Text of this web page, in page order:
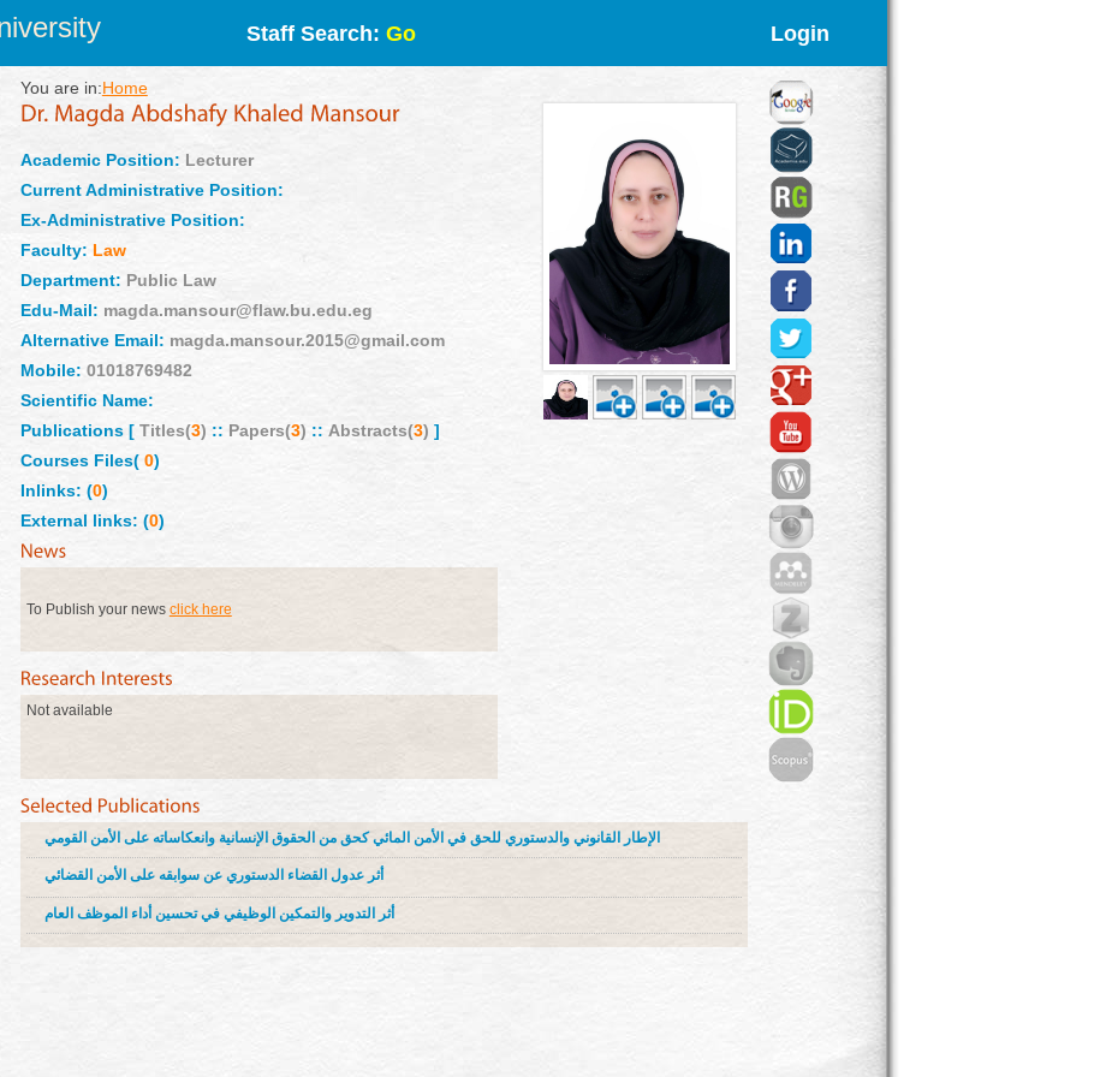
Staff Search: Go Login
You are in:Home
Academic Position: Lecturer
Current Administrative Position:
Ex-Administrative Position:
Faculty: Law
Department: Public Law
Edu-Mail: magda.mansour@flaw.bu.edu.eg
Alternative Email: magda.mansour.2015@gmail.com
Mobile: 01018769482
Scientific Name:
Publications [ Titles(3) :: Papers(3) :: Abstracts(3) ]
Courses Files(0)
Inlinks: (0)
External links: (0)
To Publish your news click here
Not available
الإطار القانوني والدستوري للحق في الأمن المائي كحق من الحقوق الإنسانية وانعكاساته على الأمن القومي
أثر عدول القضاء الدستوري عن سوابقه على الأمن القضائي
أثر التدوير والتمكين الوظيفي في تحسين أداء الموظف العام